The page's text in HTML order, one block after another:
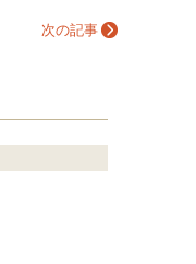
次の記事